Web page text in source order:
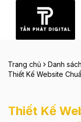
Trang chủ
Danh
Thiết Kế Website
Thiết Kế